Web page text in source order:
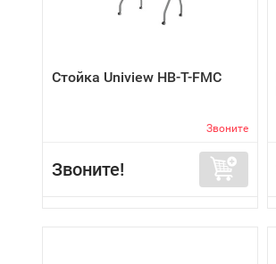
Стойка Uniview HB-T-FMC
Звоните
Звоните!